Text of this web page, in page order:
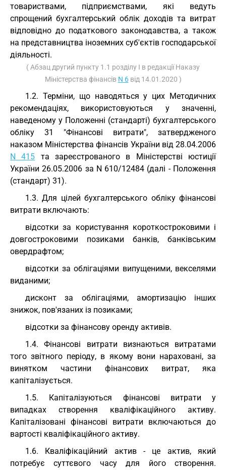
товариствами, підприємствами, які ведуть
спрощений бухгалтерський облік доходів та витрат
відповідно до податкового законодавства, а також
на представництва іноземних суб'єктів господарської
діяльності.
( Абзац другий пункту 1.1 розділу I в редакції Наказу
Міністерства фінансів N 6від 14.01.2020 )
1.2. Терміни, що наводяться у цих Методичних
рекомендаціях, використовуються у значенні,
наведеному у Положенні (стандарті) бухгалтерського
обліку 31 "Фінансові витрати", затвердженого
наказом Міністерства фінансів України від 28.04.2006
N 415 та зареєстрованого в Міністерстві юстиції
України 26.05.2006 за N 610/12484 (далі - Положення
(стандарт) 31).
1.3. Для цілей бухгалтерського обліку фінансові
витрати включають:
відсотки за користування короткостроковими і
довгостроковими позиками банків, банківським
овердрафтом;
відсотки за облігаціями випущеними, векселями
виданими;
дисконт за облігаціями, амортизацію інших
знижок, пов'язаних із позиками;
відсотки за фінансову оренду активів.
1.4. Фінансові витрати визнаються витратами
того звітного періоду, в якому вони нараховані, за
винятком частини фінансових витрат, яка
капіталізується.
1.5. Капіталізуються фінансові витрати у
випадках створення кваліфікаційного активу.
Капіталізовані фінансові витрати включаються до
вартості кваліфікаційного активу.
1.6. Кваліфікаційний актив - це актив, який
потребує суттєвого часу для його створення.